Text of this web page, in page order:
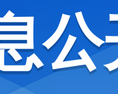
公